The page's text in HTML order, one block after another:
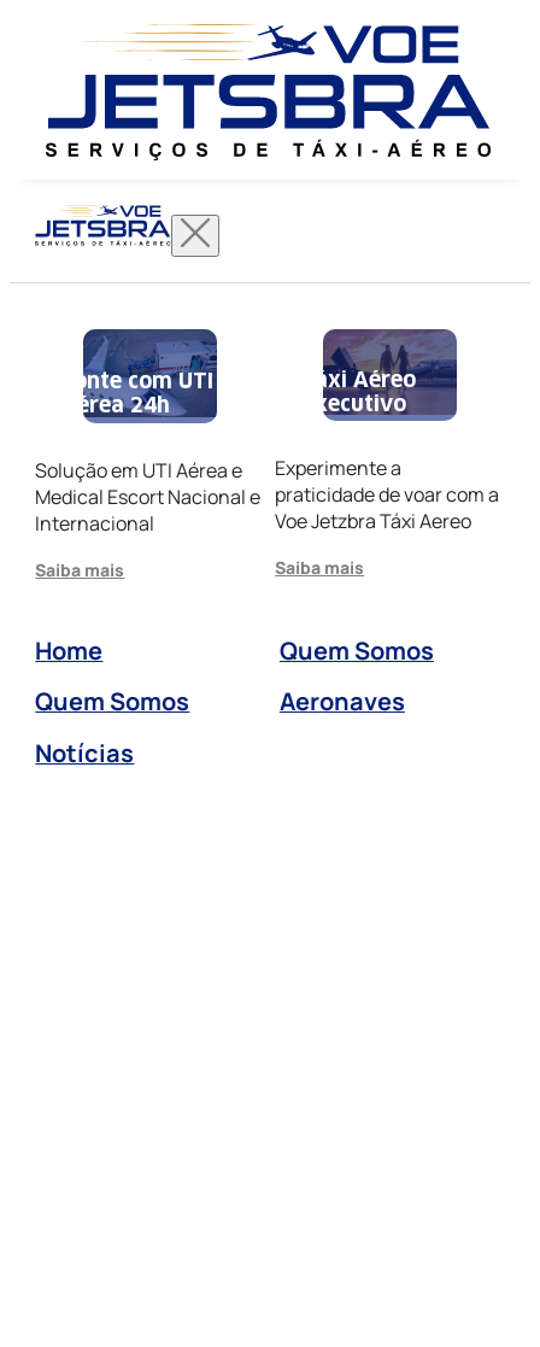
Conte com UTI
Aérea 24h
Solução em UTI Aérea e
Medical Escort Nacional e
Internacional
Saiba mais
Táxi Aéreo
Executivo
Experimente a
praticidade de voar com a
Voe Jetzbra Táxi Aereo
Saiba mais
Home
Quem Somos
Quem Somos
Aeronaves
Notícias